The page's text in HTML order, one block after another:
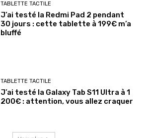
TABLETTE TACTILE
J’ai testé la Redmi Pad 2 pendant
30 jours : cette tablette à 199€ m’a
bluffé
TABLETTE TACTILE
J’ai testé la Galaxy Tab S11 Ultra à 1
200€ : attention, vous allez craquer